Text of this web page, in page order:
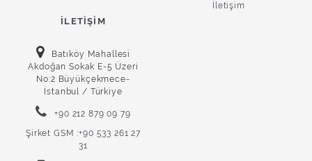
İletişim
İLETIŞIM
Batıköy Mahallesi
Akdoğan Sokak E-5 Üzeri
No:2 Büyükçekmece-
İstanbul / Türkiye
+90 212 879 09 79
Şirket GSM :+90 533 261 27
31